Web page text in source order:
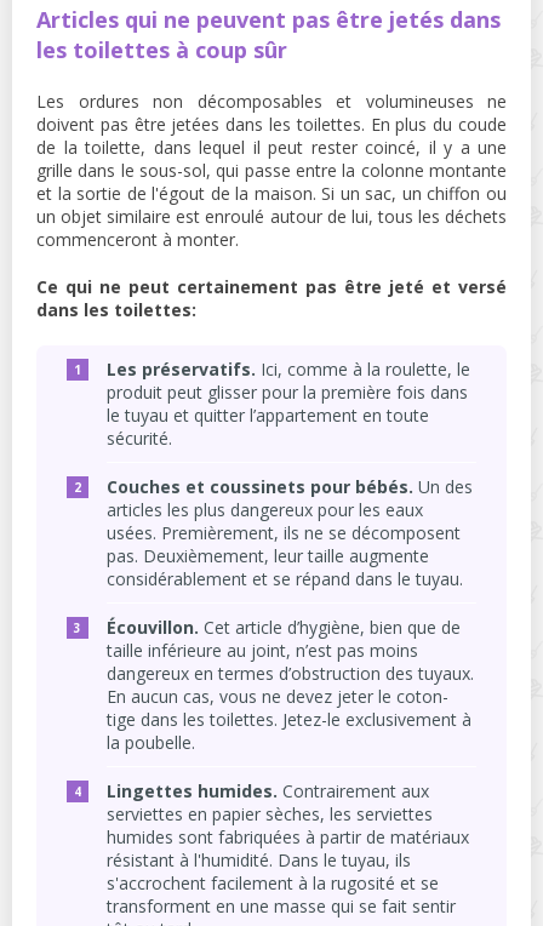
Articles qui ne peuvent pas être jetés dans
les toilettes à coup sûr
Les ordures non décomposables et volumineuses ne
doivent pas être jetées dans les toilettes. En plus du coude
de la toilette, dans lequel il peut rester coincé, il y a une
grille dans le sous-sol, qui passe entre la colonne montante
et la sortie de l'égout de la maison. Si un sac, un chiffon ou
un objet similaire est enroulé autour de lui, tous les déchets
commenceront à monter.
Ce qui ne peut certainement pas être jeté et versé
dans les toilettes:
Les préservatifs. Ici, comme à la roulette, le
produit peut glisser pour la première fois dans
le tuyau et quitter l’appartement en toute
sécurité.
Couches et coussinets pour bébés. Un des
articles les plus dangereux pour les eaux
usées. Premièrement, ils ne se décomposent
pas. Deuxièmement, leur taille augmente
considérablement et se répand dans le tuyau.
Écouvillon. Cet article d’hygiène, bien que de
taille inférieure au joint, n’est pas moins
dangereux en termes d’obstruction des tuyaux.
En aucun cas, vous ne devez jeter le coton-
tige dans les toilettes. Jetez-le exclusivement à
la poubelle.
Lingettes humides. Contrairement aux
serviettes en papier sèches, les serviettes
humides sont fabriquées à partir de matériaux
résistant à l'humidité. Dans le tuyau, ils
s'accrochent facilement à la rugosité et se
transforment en une masse qui se fait sentir